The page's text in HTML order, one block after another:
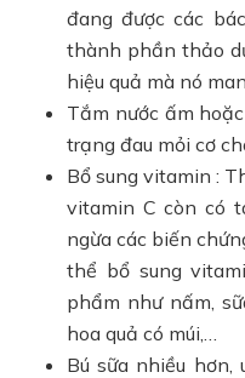
đang được các
thành phần thảo
hiệu quả mà nó
Tắm nước ấm
trạng đau mỏi cơ
Bổ sung vitamin :
vitamin C còn có
ngừa các biến
thể bổ sung
phẩm như nấm,
hoa quả có múi,…
Bú sữa nhiều